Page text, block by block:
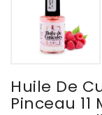
Huile De
Pinceau